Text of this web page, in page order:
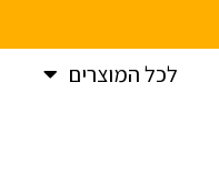
לכל המוצרים